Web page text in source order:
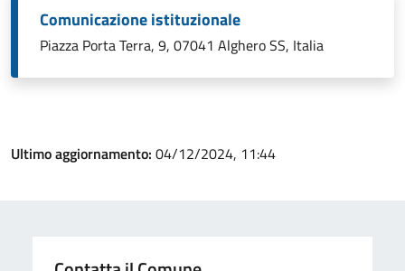
Comunicazione istituzionale
Piazza Porta Terra, 9, 07041 Alghero SS, Italia
Ultimo aggiornamento: 04/12/2024, 11:44